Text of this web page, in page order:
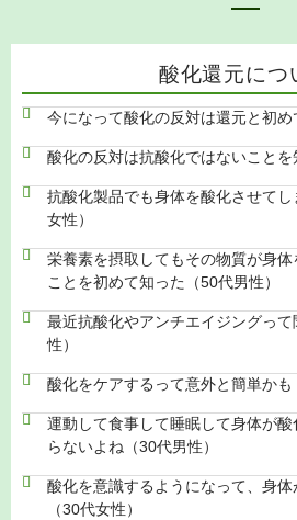
酸化還元につ
今になって酸化の反対は還元と初め
酸化の反対は抗酸化ではないことを
抗酸化製品でも身体を酸化させて
女性）
栄養素を摂取してもその物質が身
ことを初めて知った（50代男性）
最近抗酸化やアンチエイジングっ
性）
酸化をケアするって意外と簡単かも
運動して食事して睡眠して身体が
らないよね（30代男性）
酸化を意識するようになって、身
（30代女性）